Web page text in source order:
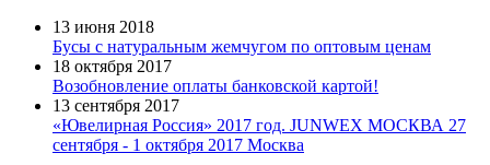
13 июня 2018
Бусы с натуральным жемчугом по оптовым ценам
18 октября 2017
Возобновление оплаты банковской картой!
13 сентября 2017
«Ювелирная Россия» 2017 год. JUNWEX МОСКВА 27
сентября - 1 октября 2017 Москва